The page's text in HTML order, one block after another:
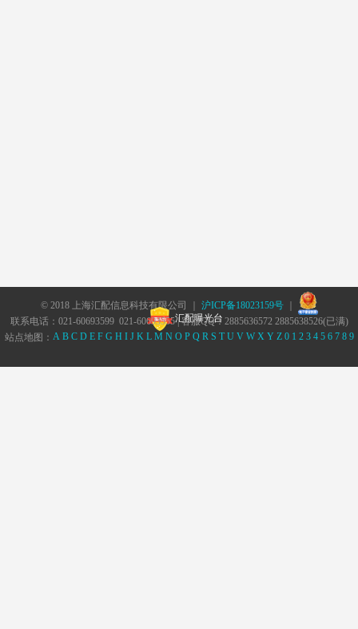
© 2018 上海汇配信息科技有限公司 ｜ 沪ICP备18023159号｜
汇配曝光台
联系电话：021-60693599 021-60693555 | 客服QQ：2885636572 2885638526(已满)
站点地图： A B C D E F G H I J K L M N O P Q R S T U V W X Y Z 0 1 2 3 4 5 6 7 8 9